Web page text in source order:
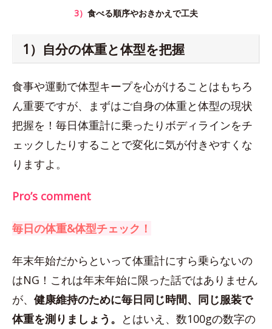
3） 食べる順序やおきかえで工夫
1）自分の体重と体型を把握
食事や運動で体型キープを心がけることはもちろ
ん重要ですが、まずはご自身の体重と体型の現状
把握を！毎日体重計に乗ったりボディラインをチ
ェックしたりすることで変化に気が付きやすくな
りますよ。
Pro’s comment
毎日の体重&体型チェック！
年末年始だからといって体重計にすら乗らないの
はNG！これは年末年始に限った話ではありません
が、 健康維持のために毎日同じ時間、同じ服装で
体重を測りましょう。 とはいえ、数100gの数字の